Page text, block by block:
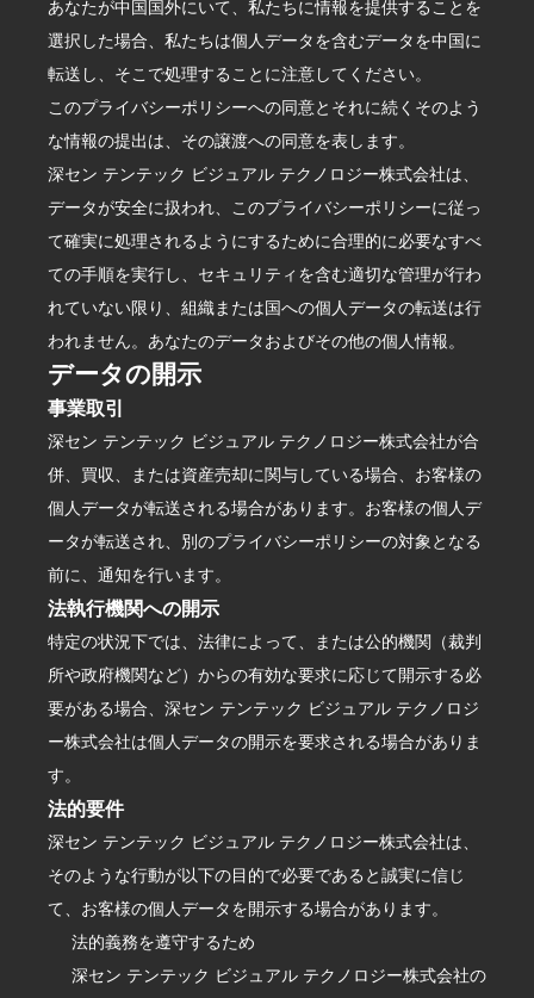
あなたが中国国外にいて、私たちに情報を提供することを
選択した場合、私たちは個人データを含むデータを中国に
転送し、そこで処理することに注意してください。
このプライバシーポリシーへの同意とそれに続くそのよう
な情報の提出は、その譲渡への同意を表します。
深セン テンテック ビジュアル テクノロジー株式会社は、
データが安全に扱われ、このプライバシーポリシーに従っ
て確実に処理されるようにするために合理的に必要なすべ
ての手順を実行し、セキュリティを含む適切な管理が行わ
れていない限り、組織または国への個人データの転送は行
われません。あなたのデータおよびその他の個人情報。
データの開示
事業取引
深セン テンテック ビジュアル テクノロジー株式会社が合
併、買収、または資産売却に関与している場合、お客様の
個人データが転送される場合があります。お客様の個人デ
ータが転送され、別のプライバシーポリシーの対象となる
前に、通知を行います。
法執行機関への開示
特定の状況下では、法律によって、または公的機関（裁判
所や政府機関など）からの有効な要求に応じて開示する必
要がある場合、深セン テンテック ビジュアル テクノロジ
ー株式会社は個人データの開示を要求される場合がありま
す。
法的要件
深セン テンテック ビジュアル テクノロジー株式会社は、
そのような行動が以下の目的で必要であると誠実に信じ
て、お客様の個人データを開示する場合があります。
法的義務を遵守するため
深セン テンテック ビジュアル テクノロジー株式会社の